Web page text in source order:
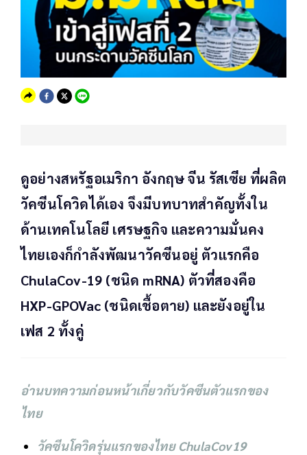
ดูอย่างสหรัฐอเมริกา อังกฤษ จีน รัสเซีย ที่ผลิต
วัคซีนโควิดได้เอง จึงมีบทบาทสำคัญทั้งใน
ด้านเทคโนโลยี เศรษฐกิจ และความมั่นคง
ไทยเองก็กำลังพัฒนาวัคซีนอยู่ ตัวแรกคือ
ChulaCov-19 (ชนิด mRNA) ตัวที่สองคือ
HXP-GPOVac (ชนิดเชื้อตาย) และยังอยู่ใน
เฟส 2 ทั้งคู่
อ่านบทความก่อนหน้าเกี่ยวกับวัคซีนตัวแรกของ
ไทย
วัคซีนโควิดรุ่นแรกของไทย ChulaCov19